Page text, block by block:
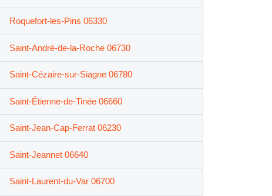
Roquefort-les-Pins 06330
Saint-André-de-la-Roche 06730
Saint-Cézaire-sur-Siagne 06780
Saint-Étienne-de-Tinée 06660
Saint-Jean-Cap-Ferrat 06230
Saint-Jeannet 06640
Saint-Laurent-du-Var 06700